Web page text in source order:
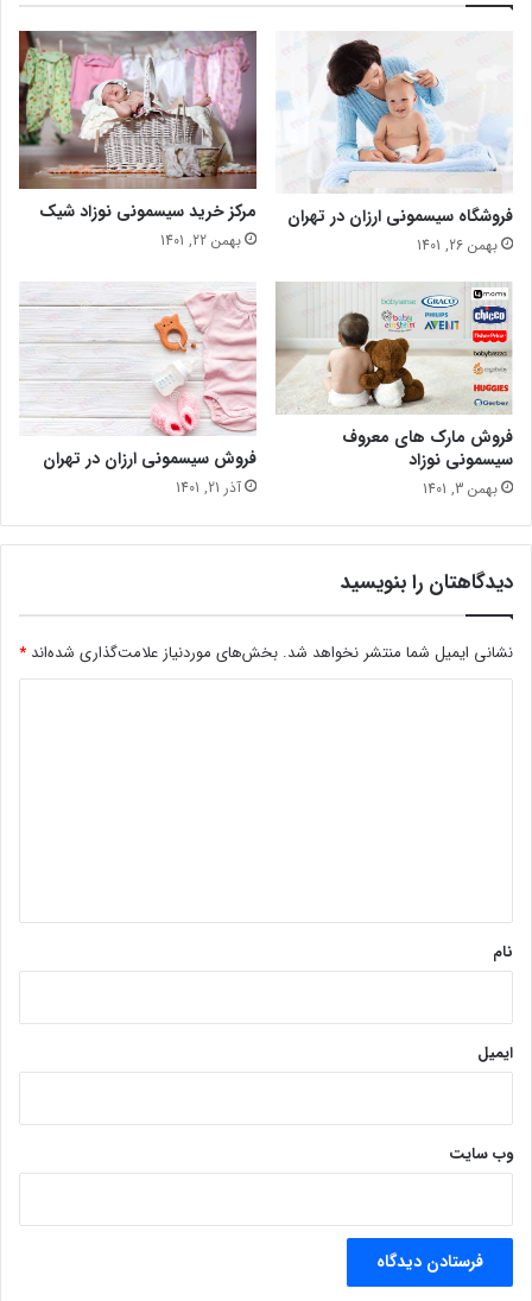
فروشگاه سیسمونی ارزان در تهران
بهمن 26, 1401
مرکز خرید سیسمونی نوزاد شیک
بهمن 22, 1401
فروش مارک های معروف
سیسمونی نوزاد
بهمن 3, 1401
فروش سیسمونی ارزان در تهران
آذر 21, 1401
دیدگاهتان را بنویسید
نشانی ایمیل شما منتشر نخواهد شد. بخش‌های موردنیاز علامت‌گذاری شده‌اند *
نام
ایمیل
وب‌ سایت